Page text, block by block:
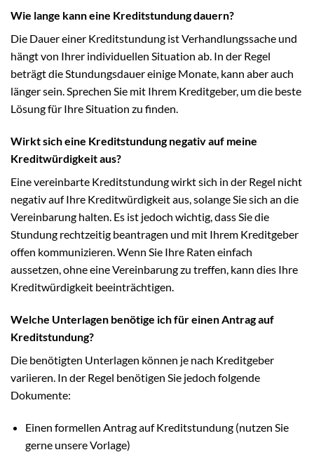
Wie lange kann eine Kreditstundung dauern?
Die Dauer einer Kreditstundung ist Verhandlungssache und
hängt von Ihrer individuellen Situation ab. In der Regel
beträgt die Stundungsdauer einige Monate, kann aber auch
länger sein. Sprechen Sie mit Ihrem Kreditgeber, um die beste
Lösung für Ihre Situation zu finden.
Wirkt sich eine Kreditstundung negativ auf meine
Kreditwürdigkeit aus?
Eine vereinbarte Kreditstundung wirkt sich in der Regel nicht
negativ auf Ihre Kreditwürdigkeit aus, solange Sie sich an die
Vereinbarung halten. Es ist jedoch wichtig, dass Sie die
Stundung rechtzeitig beantragen und mit Ihrem Kreditgeber
offen kommunizieren. Wenn Sie Ihre Raten einfach
aussetzen, ohne eine Vereinbarung zu treffen, kann dies Ihre
Kreditwürdigkeit beeinträchtigen.
Welche Unterlagen benötige ich für einen Antrag auf
Kreditstundung?
Die benötigten Unterlagen können je nach Kreditgeber
variieren. In der Regel benötigen Sie jedoch folgende
Dokumente:
Einen formellen Antrag auf Kreditstundung (nutzen Sie
gerne unsere Vorlage)